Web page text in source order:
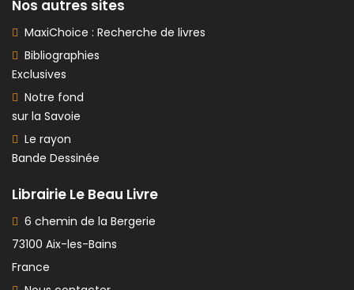
Nos autres sites
MaxiChoice : Recherche de livres
Bibliographies
Exclusives
Notre fond
sur la Savoie
Le rayon
Bande Dessinée
Librairie Le Beau Livre
6 chemin de la Bergerie
73100 Aix-les-Bains
France